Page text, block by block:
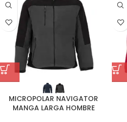
MICROPOLAR NAVIGATOR
MANGA LARGA HOMBRE